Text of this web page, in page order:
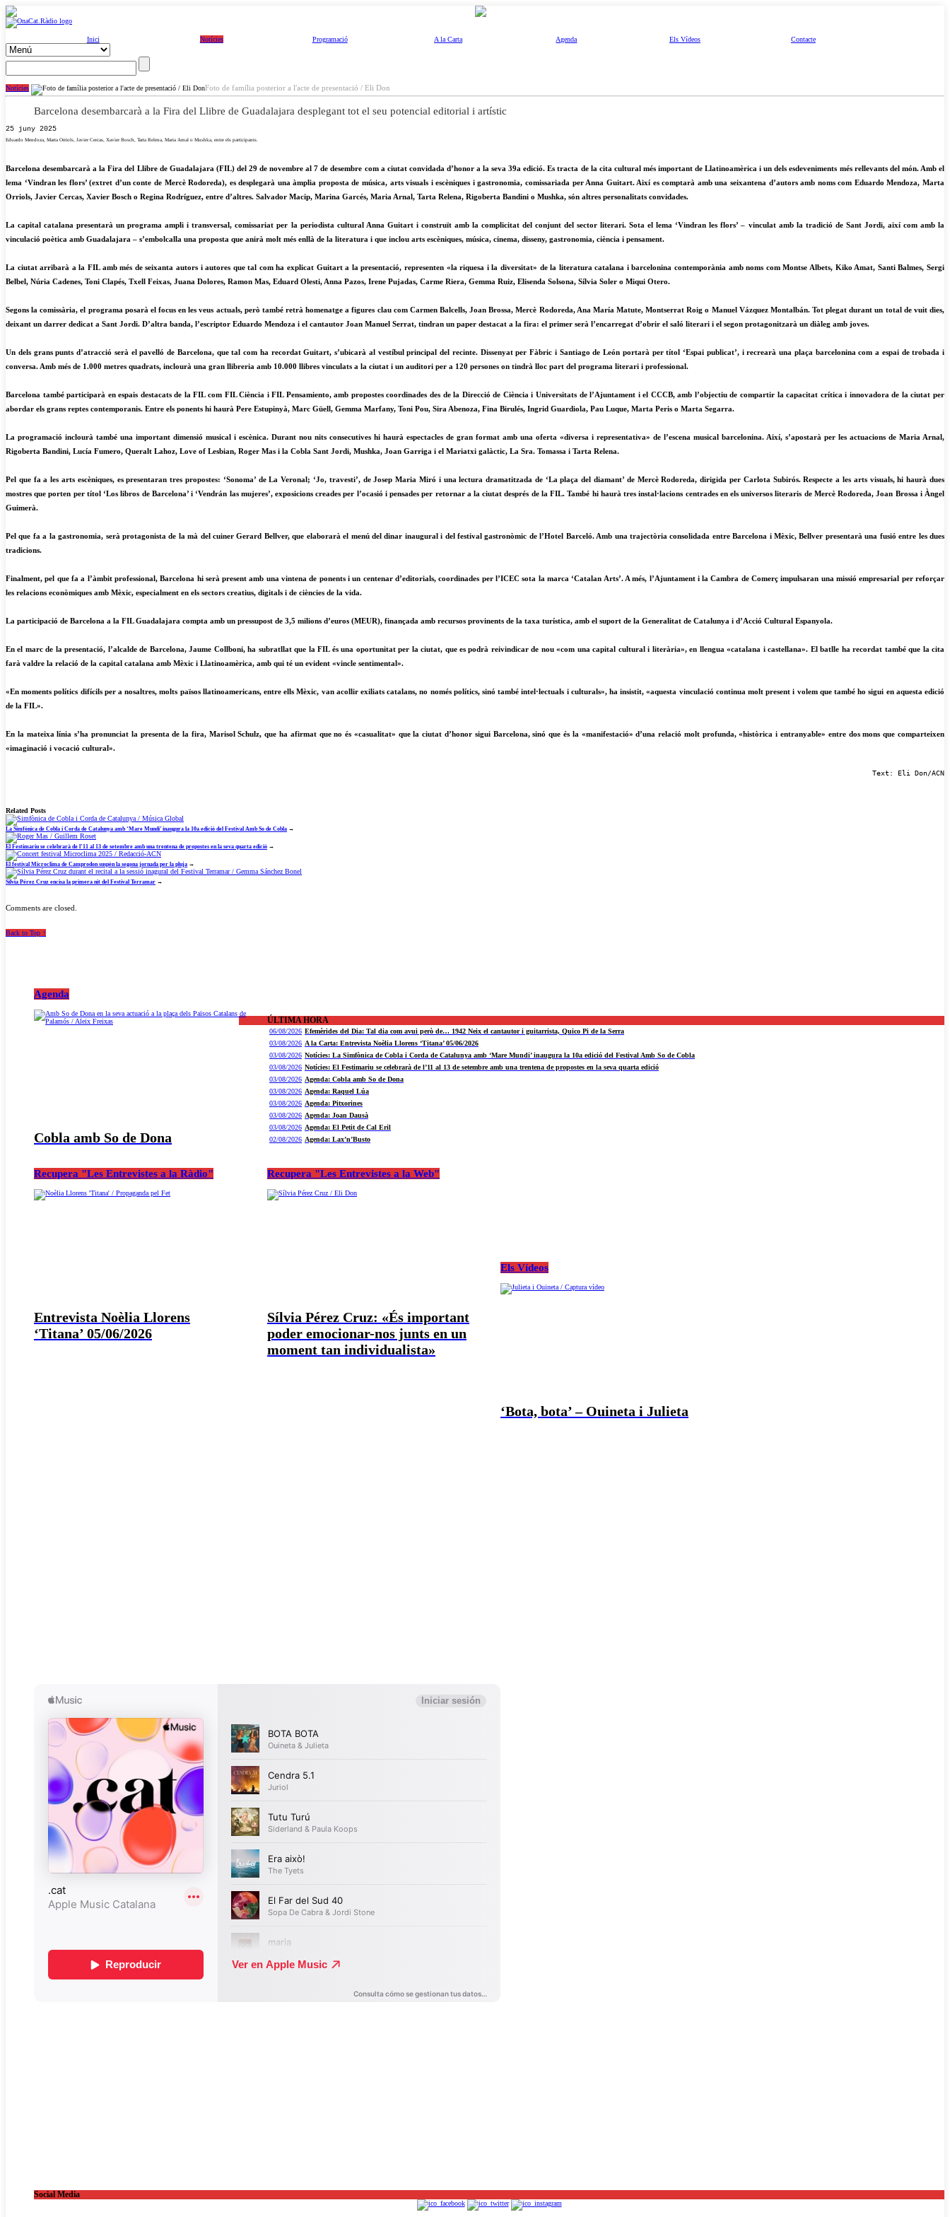
Inici Notícies Programació A la Carta Agenda Els Vídeos Contacte
Notícies Foto de família posterior a l'acte de presentació / Eli Don
Barcelona desembarcarà a la Fira del Llibre de Guadalajara desplegant tot el seu potencial editorial i artístic
25 juny 2025
Eduardo Mendoza, Marta Orriols, Javier Cercas, Xavier Bosch, Tarta Relena, Maria Arnal o Mushka, entre els participants.
Barcelona desembarcarà a la Fira del Llibre de Guadalajara (FIL) del 29 de novembre al 7 de desembre com a ciutat convidada d’honor a la seva 39a edició. Es tracta de la cita cultural més important de Llatinoamèrica i un dels esdeveniments més rellevants del món. Amb el
lema ‘Vindran les flors’ (extret d’un conte de Mercè Rodoreda), es desplegarà una àmplia proposta de música, arts visuals i escèniques i gastronomia, comissariada per Anna Guitart. Així es comptarà amb una seixantena d’autors amb noms com Eduardo Mendoza, Marta
Orriols, Javier Cercas, Xavier Bosch o Regina Rodríguez, entre d’altres. Salvador Macip, Marina Garcés, Maria Arnal, Tarta Relena, Rigoberta Bandini o Mushka, són altres personalitats convidades.
La capital catalana presentarà un programa ampli i transversal, comissariat per la periodista cultural Anna Guitart i construït amb la complicitat del conjunt del sector literari. Sota el lema ‘Vindran les flors’ – vinculat amb la tradició de Sant Jordi, així com amb la
vinculació poètica amb Guadalajara – s’embolcalla una proposta que anirà molt més enllà de la literatura i que inclou arts escèniques, música, cinema, disseny, gastronomia, ciència i pensament.
La ciutat arribarà a la FIL amb més de seixanta autors i autores que tal com ha explicat Guitart a la presentació, representen «la riquesa i la diversitat» de la literatura catalana i barcelonina contemporània amb noms com Montse Albets, Kiko Amat, Santi Balmes, Sergi
Belbel, Núria Cadenes, Toni Clapés, Txell Feixas, Juana Dolores, Ramon Mas, Eduard Olesti, Anna Pazos, Irene Pujadas, Carme Riera, Gemma Ruiz, Elisenda Solsona, Sílvia Soler o Miqui Otero.
Segons la comissària, el programa posarà el focus en les veus actuals, però també retrà homenatge a figures clau com Carmen Balcells, Joan Brossa, Mercè Rodoreda, Ana María Matute, Montserrat Roig o Manuel Vázquez Montalbán. Tot plegat durant un total de vuit dies,
deixant un darrer dedicat a Sant Jordi. D’altra banda, l’escriptor Eduardo Mendoza i el cantautor Joan Manuel Serrat, tindran un paper destacat a la fira: el primer serà l’encarregat d’obrir el saló literari i el segon protagonitzarà un diàleg amb joves.
Un dels grans punts d’atracció serà el pavelló de Barcelona, que tal com ha recordat Guitart, s’ubicarà al vestíbul principal del recinte. Dissenyat per Fàbric i Santiago de León portarà per títol ‘Espai publicat’, i recrearà una plaça barcelonina com a espai de trobada i
conversa. Amb més de 1.000 metres quadrats, inclourà una gran llibreria amb 10.000 llibres vinculats a la ciutat i un auditori per a 120 persones on tindrà lloc part del programa literari i professional.
Barcelona també participarà en espais destacats de la FIL com FIL Ciència i FIL Pensamiento, amb propostes coordinades des de la Direcció de Ciència i Universitats de l’Ajuntament i el CCCB, amb l’objectiu de compartir la capacitat crítica i innovadora de la ciutat per
abordar els grans reptes contemporanis. Entre els ponents hi haurà Pere Estupinyà, Marc Güell, Gemma Marfany, Toni Pou, Sira Abenoza, Fina Birulés, Ingrid Guardiola, Pau Luque, Marta Peris o Marta Segarra.
La programació inclourà també una important dimensió musical i escènica. Durant nou nits consecutives hi haurà espectacles de gran format amb una oferta «diversa i representativa» de l’escena musical barcelonina. Així, s’apostarà per les actuacions de Maria Arnal,
Rigoberta Bandini, Lucía Fumero, Queralt Lahoz, Love of Lesbian, Roger Mas i la Cobla Sant Jordi, Mushka, Joan Garriga i el Mariatxi galàctic, La Sra. Tomassa i Tarta Relena.
Pel que fa a les arts escèniques, es presentaran tres propostes: ‘Sonoma’ de La Veronal; ‘Jo, travesti’, de Josep Maria Miró i una lectura dramatitzada de ‘La plaça del diamant’ de Mercè Rodoreda, dirigida per Carlota Subirós. Respecte a les arts visuals, hi haurà dues
mostres que porten per títol ‘Los libros de Barcelona’ i ‘Vendrán las mujeres’, exposicions creades per l’ocasió i pensades per retornar a la ciutat després de la FIL. També hi haurà tres instal·lacions centrades en els universos literaris de Mercè Rodoreda, Joan Brossa i Àngel
Guimerà.
Pel que fa a la gastronomia, serà protagonista de la mà del cuiner Gerard Bellver, que elaborarà el menú del dinar inaugural i del festival gastronòmic de l’Hotel Barceló. Amb una trajectòria consolidada entre Barcelona i Mèxic, Bellver presentarà una fusió entre les dues
tradicions.
Finalment, pel que fa a l’àmbit professional, Barcelona hi serà present amb una vintena de ponents i un centenar d’editorials, coordinades per l’ICEC sota la marca ‘Catalan Arts’. A més, l’Ajuntament i la Cambra de Comerç impulsaran una missió empresarial per reforçar
les relacions econòmiques amb Mèxic, especialment en els sectors creatius, digitals i de ciències de la vida.
La participació de Barcelona a la FIL Guadalajara compta amb un pressupost de 3,5 milions d’euros (MEUR), finançada amb recursos provinents de la taxa turística, amb el suport de la Generalitat de Catalunya i d’Acció Cultural Espanyola.
En el marc de la presentació, l’alcalde de Barcelona, Jaume Collboni, ha subratllat que la FIL és una oportunitat per la ciutat, que es podrà reivindicar de nou «com una capital cultural i literària», en llengua «catalana i castellana». El batlle ha recordat també que la cita
farà valdre la relació de la capital catalana amb Mèxic i Llatinoamèrica, amb qui té un evident «vincle sentimental».
«En moments polítics difícils per a nosaltres, molts països llatinoamericans, entre ells Mèxic, van acollir exiliats catalans, no només polítics, sinó també intel·lectuals i culturals», ha insistit, «aquesta vinculació continua molt present i volem que també ho sigui en aquesta edició
de la FIL».
En la mateixa línia s’ha pronunciat la presenta de la fira, Marisol Schulz, que ha afirmat que no és «casualitat» que la ciutat d’honor sigui Barcelona, sinó que és la «manifestació» d’una relació molt profunda, «històrica i entranyable» entre dos mons que comparteixen
«imaginació i vocació cultural».
Text: Eli Don/ACN
Related Posts
La Simfònica de Cobla i Corda de Catalunya amb ‘Mare Mundi’ inaugura la 10a edició del Festival Amb So de Cobla →
El Festimariu se celebrarà de l’11 al 13 de setembre amb una trentena de propostes en la seva quarta edició →
El festival Microclima de Camprodon suspèn la segona jornada per la pluja →
Sílvia Pérez Cruz encisa la primera nit del Festival Terramar →
Comments are closed.
Back to Top ↑
Agenda
Cobla amb So de Dona
ÚLTIMA HORA
06/08/2026 Efemèrides del Dia: Tal dia com avui però de… 1942 Neix el cantautor i guitarrista, Quico Pi de la Serra
03/08/2026 A la Carta: Entrevista Noèlia Llorens ‘Titana’ 05/06/2026
03/08/2026 Notícies: La Simfònica de Cobla i Corda de Catalunya amb ‘Mare Mundi’ inaugura la 10a edició del Festival Amb So de Cobla
03/08/2026 Notícies: El Festimariu se celebrarà de l’11 al 13 de setembre amb una trentena de propostes en la seva quarta edició
03/08/2026 Agenda: Cobla amb So de Dona
03/08/2026 Agenda: Raquel Lúa
03/08/2026 Agenda: Pitxorines
03/08/2026 Agenda: Joan Dausà
03/08/2026 Agenda: El Petit de Cal Eril
02/08/2026 Agenda: Lax’n’Busto
Recupera "Les Entrevistes a la Ràdio"
Entrevista Noèlia Llorens
‘Titana’ 05/06/2026
Recupera "Les Entrevistes a la Web"
Sílvia Pérez Cruz: «És important
poder emocionar-nos junts en un
moment tan individualista»
Els Vídeos
‘Bota, bota’ – Ouineta i Julieta
Social Media